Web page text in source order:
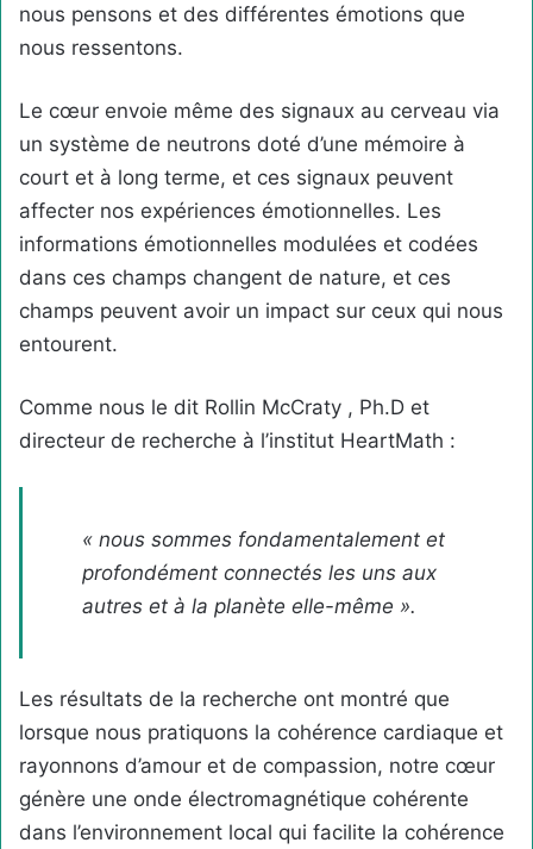
nous pensons et des différentes émotions que
nous ressentons.
Le cœur envoie même des signaux au cerveau via
un système de neutrons doté d’une mémoire à
court et à long terme, et ces signaux peuvent
affecter nos expériences émotionnelles. Les
informations émotionnelles modulées et codées
dans ces champs changent de nature, et ces
champs peuvent avoir un impact sur ceux qui nous
entourent.
Comme nous le dit Rollin McCraty , Ph.D et
directeur de recherche à l’institut HeartMath :
« nous sommes fondamentalement et
profondément connectés les uns aux
autres et à la planète elle-même ».
Les résultats de la recherche ont montré que
lorsque nous pratiquons la cohérence cardiaque et
rayonnons d’amour et de compassion, notre cœur
génère une onde électromagnétique cohérente
dans l’environnement local qui facilite la cohérence